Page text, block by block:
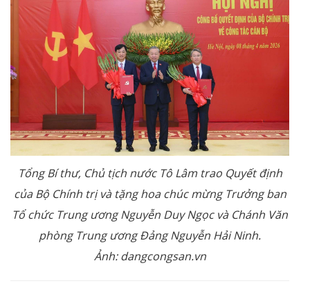
Tổng Bí thư, Chủ tịch nước Tô Lâm trao Quyết định
của Bộ Chính trị và tặng hoa chúc mừng Trưởng ban
Tổ chức Trung ương Nguyễn Duy Ngọc và Chánh Văn
phòng Trung ương Đảng Nguyễn Hải Ninh.
Ảnh: dangcongsan.vn